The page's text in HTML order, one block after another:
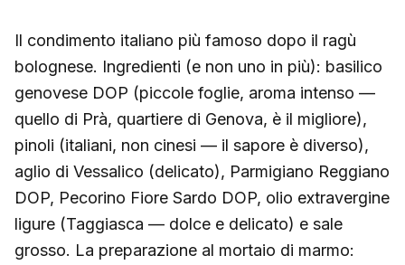
Il condimento italiano più famoso dopo il ragù
bolognese. Ingredienti (e non uno in più): basilico
genovese DOP (piccole foglie, aroma intenso —
quello di Prà, quartiere di Genova, è il migliore),
pinoli (italiani, non cinesi — il sapore è diverso),
aglio di Vessalico (delicato), Parmigiano Reggiano
DOP, Pecorino Fiore Sardo DOP, olio extravergine
ligure (Taggiasca — dolce e delicato) e sale
grosso. La preparazione al mortaio di marmo: